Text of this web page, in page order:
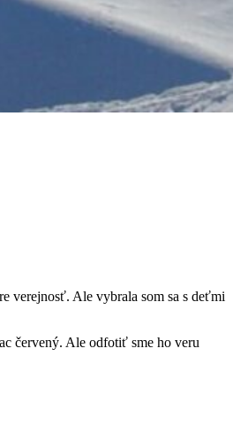
verejnosť. Ale vybrala som sa s deťmi
červený. Ale odfotiť sme ho veru